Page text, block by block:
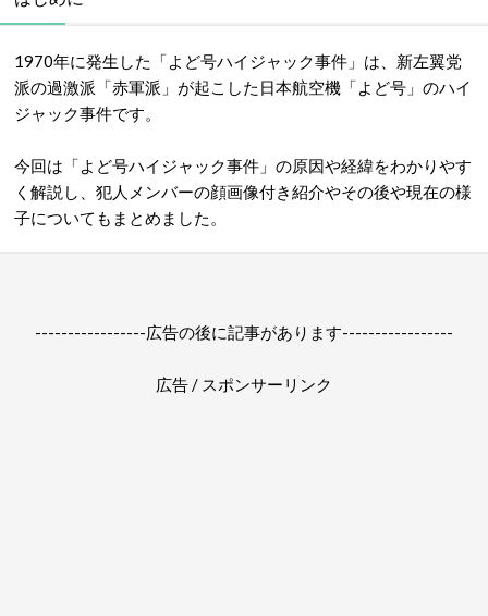
1970年に発生した「よ ど号ハイジャック事件 」は、新左翼党
派の過激派「赤軍派」が起こした日本航空機「よど号」のハイ
ジャック事件です。
今回は「よど号ハイジャック事件」の原因や経緯をわかりやす
く解説し、 犯人 メンバーの顔画像付き紹介やその後や現在の様
子についてもまとめました。
-----------------広告の後に記事があります-----------------
広告 / スポンサーリンク